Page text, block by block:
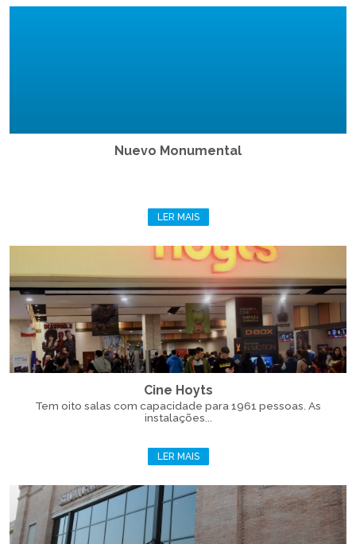
Nuevo Monumental
LER MAIS
Cine Hoyts
Tem oito salas com capacidade para 1961 pessoas. As
instalações...
LER MAIS